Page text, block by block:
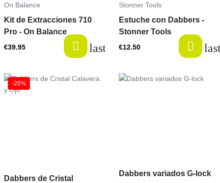
On Balance
Kit de Extracciones 710
Pro - On Balance
€39.95 last-items
Stonner Tools
Estuche con Dabbers -
Stonner Tools
€12.50
-20%
Dabbers de Cristal
Price
Dabbers variados G-lock